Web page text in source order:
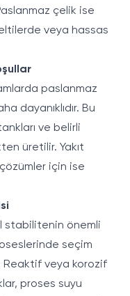
çelik ise
veya hassas
paslanmaz
dayanıklıdır. Bu
ve belirli
üretilir. Yakıt
için ise
stabilitenin önemli
seçim
Reaktif veya korozif
proses suyu